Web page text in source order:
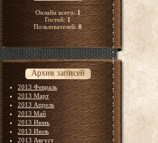
Онлайн всего:1
Гостей:1
Пользователей:0
Архив записей
2013 Февраль
2013 Март
2013 Апрель
2013 Май
2013 Июнь
2013 Июль
2013 Август